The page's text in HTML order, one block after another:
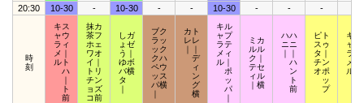
20:30
10-30 - 10-30 - - 10-30 - - -
時
刻
キス
ャウ
ラィ
メ｜
ルト
ハ
｜
ト
前
抹カ
茶フ
ホェ
ワオ
イ｜
トリ
チン
ョズ
コ前
しガ
ょゼ
う｜
ゆボ
バ横
タ
｜
ブク
ラッ
ック
クハ
ペウ
ッス
パ横
｜
カト
レレ
｜｜
デ
ィ
ン
グ
横
キル
ャプ
ラテ
メィ
ル｜
ポ
ッ
パ
｜
ミカ
ルル
ク｜
テセ
ィル
｜横
ハハ
ニニ
｜｜
ハ
ン
ト
前
ピト
スゥ
タ｜
チン
オポ
ッ
プ
キポ
ャッ
ラプ
メア
ルロ